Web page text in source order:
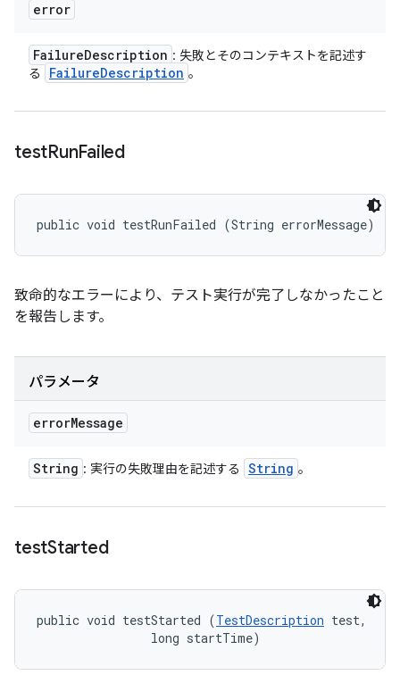
error
FailureDescription : 失敗とそのコンテキストを記述す
る
FailureDescription 。
testRunFailed
public void testRunFailed (String errorMessage)
致命的なエラーにより、テスト実行が完了しなかったこと
を報告します。
パラメータ
errorMessage
String : 実行の失敗理由を記述する String 。
testStarted
public void testStarted (TestDescription test,
                long startTime)